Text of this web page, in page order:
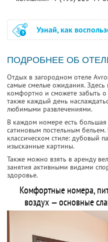
Узнай, как
ПОДРОБНЕЕ ОБ
Отдых в загородном отеле
самые смелые ожидания. Здесь
комфортно и сможете забыть
также каждый день
любимыми развлечениями.
В каждом номере есть
сатиновым постельным
классическом стиле: дубовый
изысканные картины.
Также можно взять в аренду
занятия активными видами
здоровье.
Комфортные номера,
воздух — основные